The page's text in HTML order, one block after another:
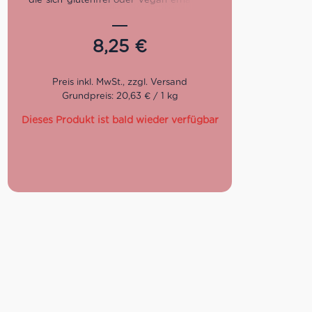
Formats mit 14 Einzelportionen kann der
glutenfreie Vollornzwieback von der
ganzen Familie gegessen werden, und
8,25 €
Grundpreis: 20,63 € / 1 kg
Dieses Produkt ist bald wieder verfügbar